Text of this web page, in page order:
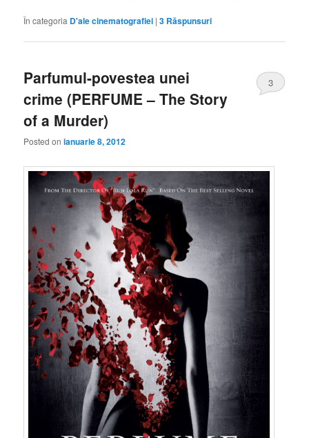
În categoria D'ale cinematografiei |3 Răspunsuri
Parfumul-povestea unei
crime (PERFUME – The Story
of a Murder)
Posted onianuarie 8, 2012
3